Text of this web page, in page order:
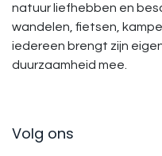
natuur liefhebben en
wandelen, fietsen,
iedereen brengt zijn
duurzaamheid mee.
Volg ons